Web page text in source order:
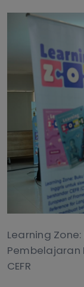
Learning
Pembelajaran
CEFR